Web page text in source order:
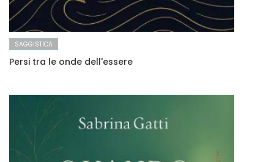
SAGGISTICA
Persi tra le onde dell'essere